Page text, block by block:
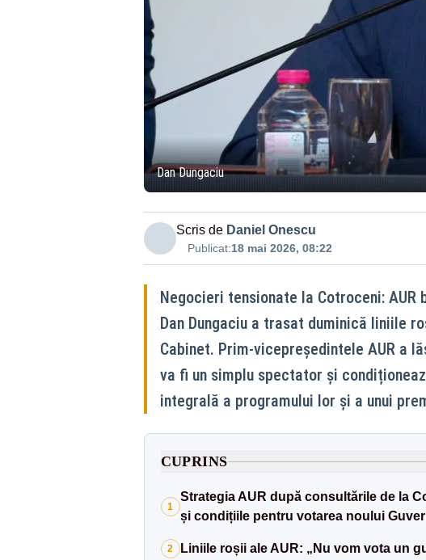
Dan Dungaciu
Scris de Daniel Onescu
Publicat:18 mai 2026, 08:22
Negocieri tensionate la Cotroceni:
Dan Dungaciu a trasat duminică liniile
Cabinet. Prim-vicepreședintele AUR a
va fi un simplu spectator și
integrală a programului lor și a unui
CUPRINS
1
Strategia AUR după consultările de la
și condițiile pentru votarea noului
2 Liniile roșii ale AUR: „Nu vom vota un